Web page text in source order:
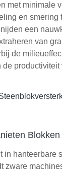
met minimale
en smering
een
van
de
productiviteit
Blokken
in hanteerbare
zware